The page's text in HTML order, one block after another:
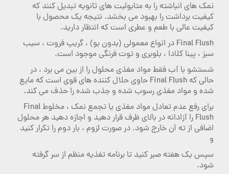
نمک های انباشته را به متابولیت های ثانویه تبدیل کنند که
کیفیت برداشت را بهبود می بخشد. نتیجه یک محصول با
کیفیت عالی با طعم و عطری است که انتظار دارید.
Final Flush در انواع معمولی (بدون بو) ، گریپ فروت ، سیب
سبز ، پینا کلادا ، بلوبری و توت فرنگی موجود است.
شستشو با آب فقط مواد مغذی محلول را از بین می برد ، در
حالی که Final Flush حاوی حلال کننده های قوی است که مایع
شده و مواد مغذی رسوب شده و جذب شده را حذف می کند.
برای رفع عدم تعادل مواد مغذی یا تجمع نمک ، مخلوط Final
Flush را آزادانه در بالای ظرف قرار دهید و اجازه دهید هر محلول
اضافی از ته آن خارج شود. در صورت لزوم ، بار دوم را تکرار کنید
و
سپس یک هفته صبر کنید تا برنامه تغذیه منظم از سر گرفته
شود.